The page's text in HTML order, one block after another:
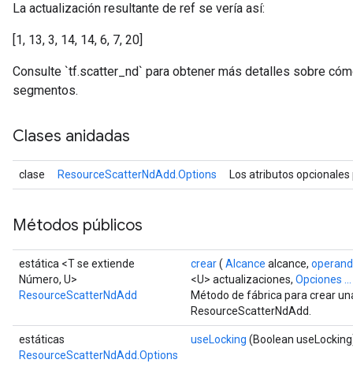
La actualización resultante de ref se vería así:
[1, 13, 3, 14, 14, 6, 7, 20]
Consulte `tf.scatter_nd` para obtener más detalles sobre
segmentos.
Clases anidadas
clase ResourceScatterNdAdd.Options Los atributos
Métodos públicos
estática <T se extiende
Número, U>
ResourceScatterNdAdd
crear( Alcance alcance,
<U> actualizaciones, Opciones ...
Método de fábrica para crear
ResourceScatterNdAdd.
estáticas
ResourceScatterNdAdd.Options
useLocking (Boolean